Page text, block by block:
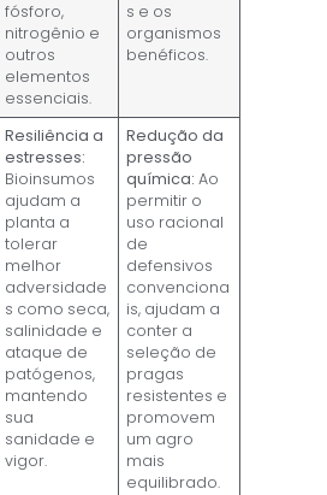
fósforo,
nitrogênio e
outros
elementos
essenciais.
s e os
organismos
benéficos.
Resiliência a
estresses:
Bioinsumos
ajudam a
planta a
tolerar
melhor
adversidade
s como seca,
salinidade e
ataque de
patógenos,
mantendo
sua
sanidade e
vigor.
Redução da
pressão
química: Ao
permitir o
uso racional
de
defensivos
convenciona
is, ajudam a
conter a
seleção de
pragas
resistentes e
promovem
um agro
mais
equilibrado.